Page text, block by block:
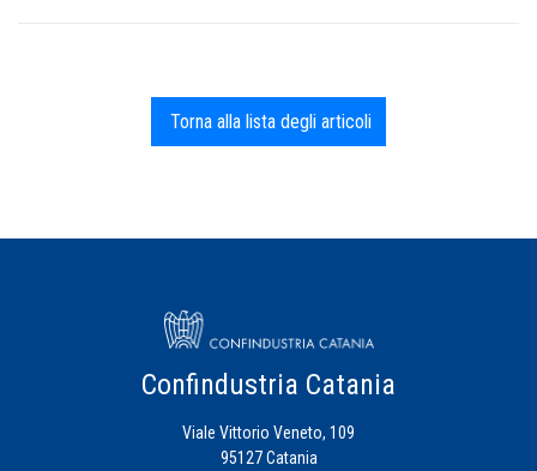
Torna alla lista degli articoli
Confindustria Catania
Viale Vittorio Veneto, 109
95127 Catania